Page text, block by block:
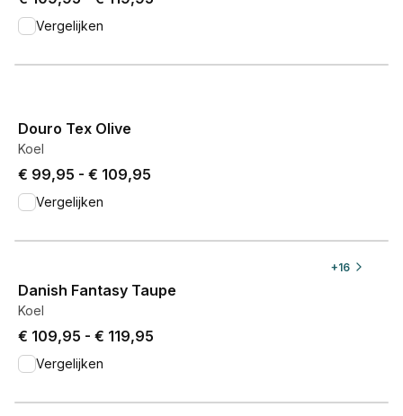
Vergelijken
Douro Tex Olive
Koel
Price from € 99,95 to € 109,95.
€ 99,95 - € 109,95
Vergelijken
+16
Danish Fantasy Taupe
Koel
Price from € 109,95 to € 119,95.
€ 109,95 - € 119,95
Vergelijken